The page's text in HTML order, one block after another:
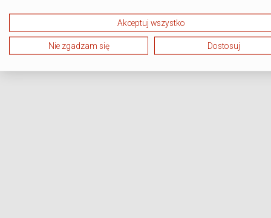
Akceptuj wszystko
Nie zgadzam się Dostosuj